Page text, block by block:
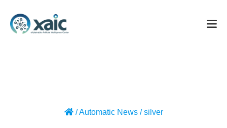
/Automatic News/silver